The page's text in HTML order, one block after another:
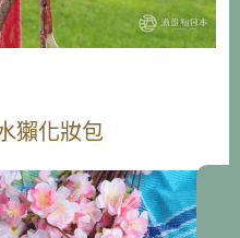
獺化妝包